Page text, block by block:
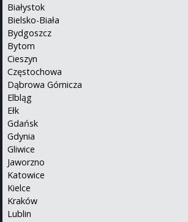
Białystok
Bielsko-Biała
Bydgoszcz
Bytom
Cieszyn
Częstochowa
Dąbrowa Górnicza
Elbląg
Ełk
Gdańsk
Gdynia
Gliwice
Jaworzno
Katowice
Kielce
Kraków
Lublin